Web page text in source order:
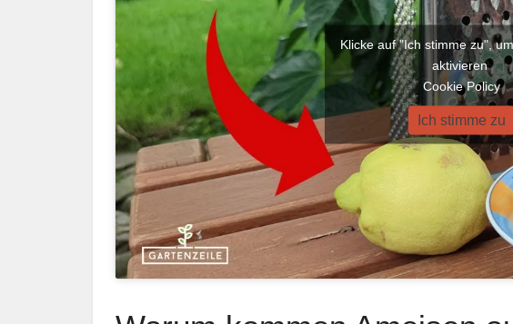
Klicke auf "Ich stimme zu",
aktivieren
Cookie Policy
Ich stimme zu